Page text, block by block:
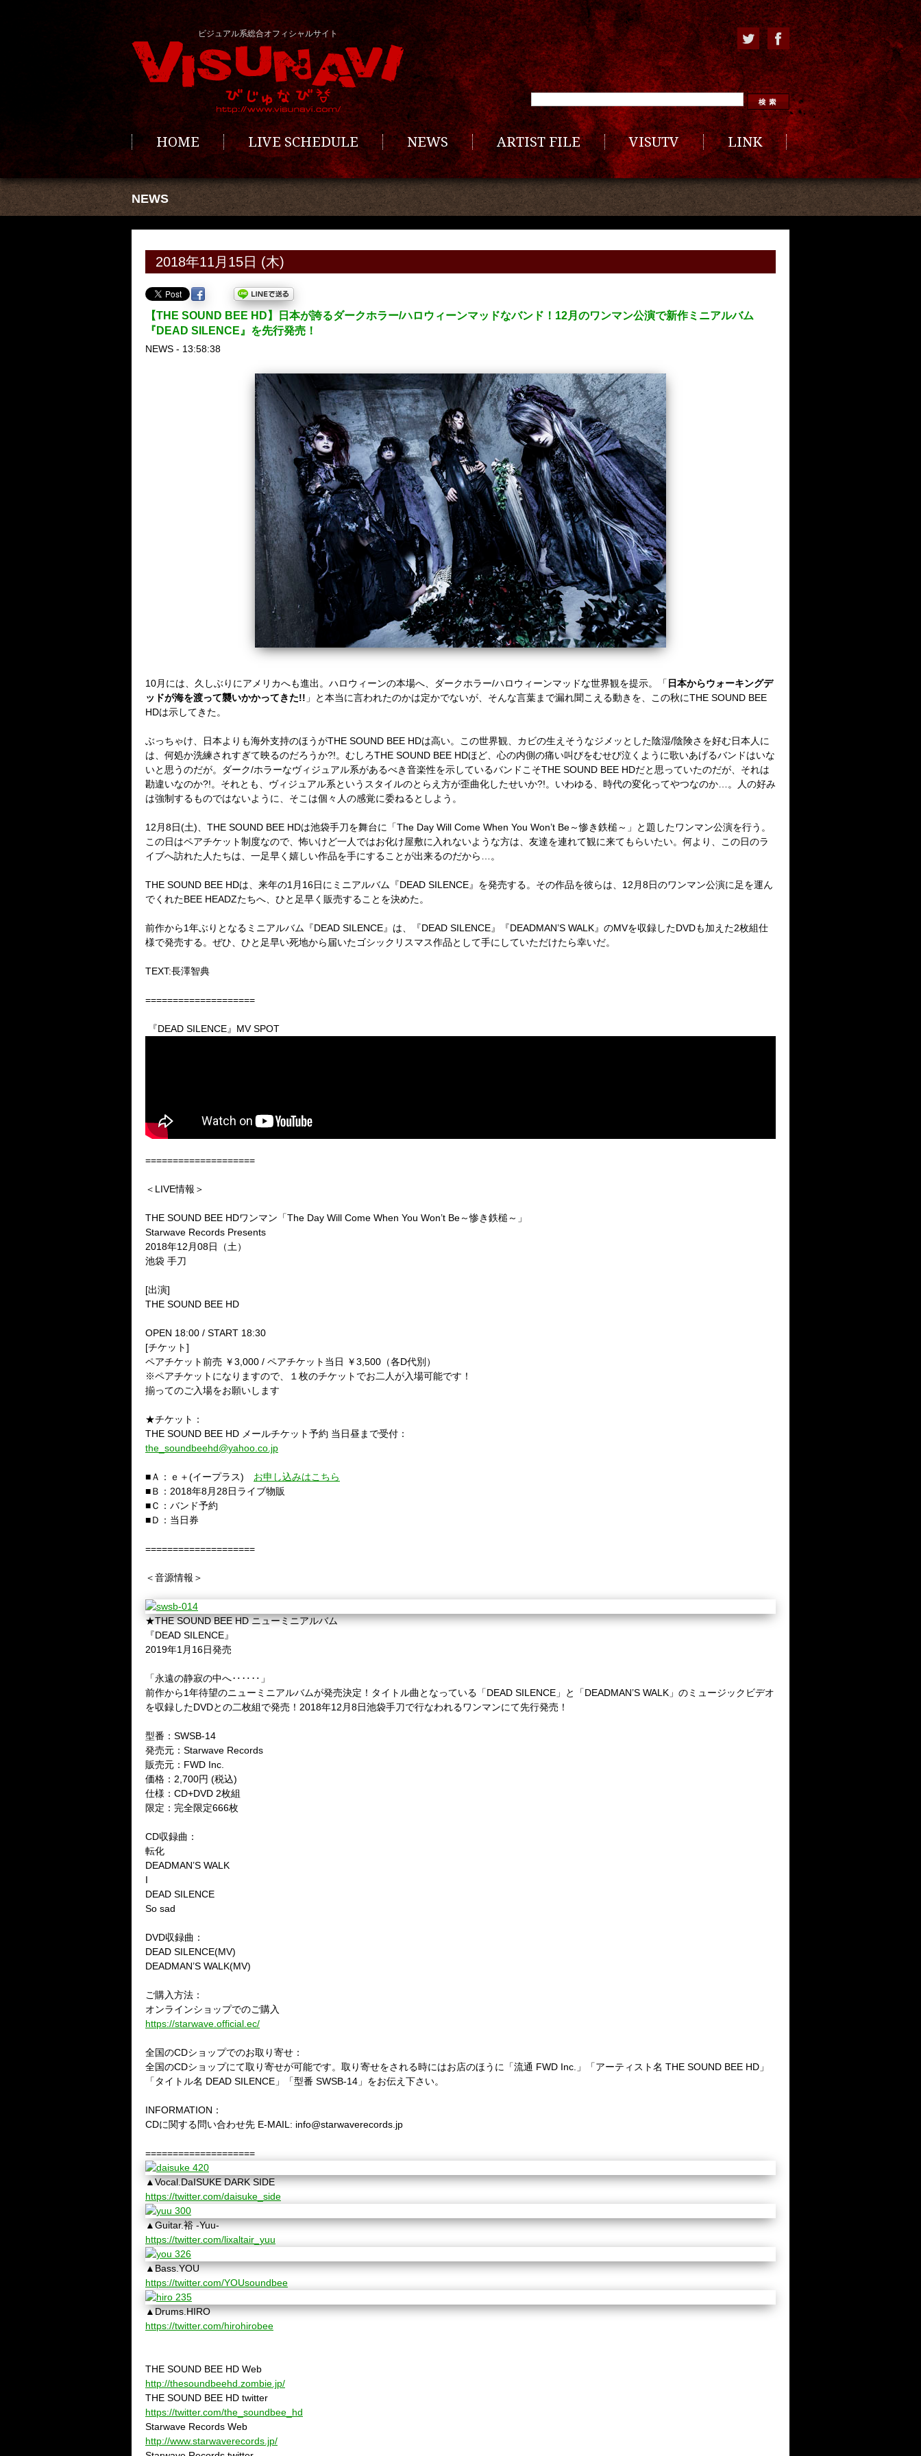
ビジュアル系総合オフィシャルサイト
HOME LIVE SCHEDULE NEWS ARTIST FILE VISUTV LINK
NEWS
2018年11月15日 (木)
【THE SOUND BEE HD】日本が誇るダークホラー/ハロウィーンマッドなバンド！12月のワンマン公演で新作ミニアルバム
『DEAD SILENCE』を先行発売！
NEWS - 13:58:38
10月には、久しぶりにアメリカへも進出。ハロウィーンの本場へ、ダークホラー/ハロウィーンマッドな世界観を提示。「 日本からウォーキングデ
ッドが海を渡って襲いかかってきた!! 」と本当に言われたのかは定かでないが、そんな言葉まで漏れ聞こえる動きを、この秋にTHE SOUND BEE
HDは示してきた。
ぶっちゃけ、日本よりも海外支持のほうがTHE SOUND BEE HDは高い。この世界観、カビの生えそうなジメッとした陰湿/陰険さを好む日本人に
は、何処か洗練されすぎて映るのだろうか?!。むしろTHE SOUND BEE HDほど、心の内側の痛い叫びをむせび泣くように歌いあげるバンドはいな
いと思うのだが。ダーク/ホラーなヴィジュアル系があるべき音楽性を示しているバンドこそTHE SOUND BEE HDだと思っていたのだが、それは
勘違いなのか?!。それとも、ヴィジュアル系というスタイルのとらえ方が歪曲化したせいか?!。いわゆる、時代の変化ってやつなのか…。人の好み
は強制するものではないように、そこは個々人の感覚に委ねるとしよう。
12月8日(土)、THE SOUND BEE HDは池袋手刀を舞台に「The Day Will Come When You Won’t Be～惨き鉄槌～」と題したワンマン公演を行う。
この日はペアチケット制度なので、怖いけど一人ではお化け屋敷に入れないような方は、友達を連れて観に来てもらいたい。何より、この日のラ
イブへ訪れた人たちは、一足早く嬉しい作品を手にすることが出来るのだから…。
THE SOUND BEE HDは、来年の1月16日にミニアルバム『DEAD SILENCE』を発売する。その作品を彼らは、12月8日のワンマン公演に足を運ん
でくれたBEE HEADZたちへ、ひと足早く販売することを決めた。
前作から1年ぶりとなるミニアルバム『DEAD SILENCE』は、『DEAD SILENCE』『DEADMAN’S WALK』のMVを収録したDVDも加えた2枚組仕
様で発売する。ぜひ、ひと足早い死地から届いたゴシックリスマス作品として手にしていただけたら幸いだ。
TEXT:長澤智典
====================
『DEAD SILENCE』MV SPOT
====================
＜LIVE情報＞
THE SOUND BEE HDワンマン「The Day Will Come When You Won’t Be～惨き鉄槌～」
Starwave Records Presents
2018年12月08日（土）
池袋 手刀
[出演]
THE SOUND BEE HD
OPEN 18:00 / START 18:30
[チケット]
ペアチケット前売 ￥3,000 / ペアチケット当日 ￥3,500（各D代別）
※ペアチケットになりますので、１枚のチケットでお二人が入場可能です！
揃ってのご入場をお願いします
★チケット：
THE SOUND BEE HD メールチケット予約 当日昼まで受付：
the_soundbeehd@yahoo.co.jp
■Ａ：ｅ＋(イープラス) お申し込みはこちら
■Ｂ：2018年8月28日ライブ物販
■Ｃ：バンド予約
■Ｄ：当日券
====================
＜音源情報＞
★THE SOUND BEE HD ニューミニアルバム
『DEAD SILENCE』
2019年1月16日発売
「永遠の静寂の中へ‥‥‥」
前作から1年待望のニューミニアルバムが発売決定！タイトル曲となっている「DEAD SILENCE」と「DEADMAN’S WALK」のミュージックビデオ
を収録したDVDとの二枚組で発売！2018年12月8日池袋手刀で行なわれるワンマンにて先行発売！
型番：SWSB-14
発売元：Starwave Records
販売元：FWD Inc.
価格：2,700円 (税込)
仕様：CD+DVD 2枚組
限定：完全限定666枚
CD収録曲：
転化
DEADMAN’S WALK
I
DEAD SILENCE
So sad
DVD収録曲：
DEAD SILENCE(MV)
DEADMAN’S WALK(MV)
ご購入方法：
オンラインショップでのご購入
https://starwave.official.ec/
全国のCDショップでのお取り寄せ：
全国のCDショップにて取り寄せが可能です。取り寄せをされる時にはお店のほうに「流通 FWD Inc.」「アーティスト名 THE SOUND BEE HD」
「タイトル名 DEAD SILENCE」「型番 SWSB-14」をお伝え下さい。
INFORMATION：
CDに関する問い合わせ先 E-MAIL: info@starwaverecords.jp
====================
▲Vocal.DaISUKE DARK SIDE
https://twitter.com/daisuke_side
▲Guitar.裕 -Yuu-
https://twitter.com/lixaltair_yuu
▲Bass.YOU
https://twitter.com/YOUsoundbee
▲Drums.HIRO
https://twitter.com/hirohirobee
THE SOUND BEE HD Web
http://thesoundbeehd.zombie.jp/
THE SOUND BEE HD twitter
https://twitter.com/the_soundbee_hd
Starwave Records Web
http://www.starwaverecords.jp/